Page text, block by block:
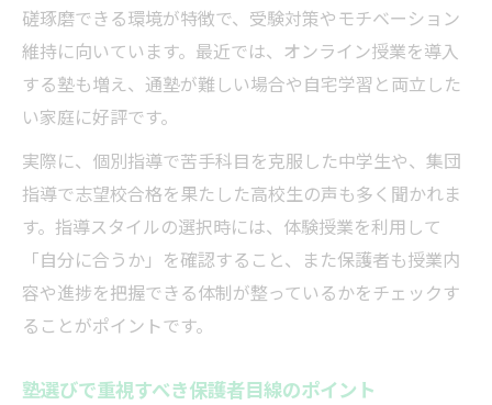
磋琢磨できる環境が特徴で、受験対策やモチベーション
維持に向いています。最近では、オンライン授業を導入
する塾も増え、通塾が難しい場合や自宅学習と両立した
い家庭に好評です。
実際に、個別指導で苦手科目を克服した中学生や、集団
指導で志望校合格を果たした高校生の声も多く聞かれま
す。指導スタイルの選択時には、体験授業を利用して
「自分に合うか」を確認すること、また保護者も授業内
容や進捗を把握できる体制が整っているかをチェックす
ることがポイントです。
塾選びで重視すべき保護者目線のポイント